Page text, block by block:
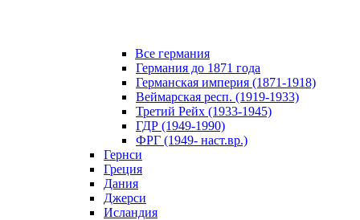
Все германия
Германия до 1871 года
Германская империя (1871-1918)
Веймарская респ. (1919-1933)
Третий Рейх (1933-1945)
ГДР (1949-1990)
ФРГ (1949- наст.вр.)
Гернси
Греция
Дания
Джерси
Исландия